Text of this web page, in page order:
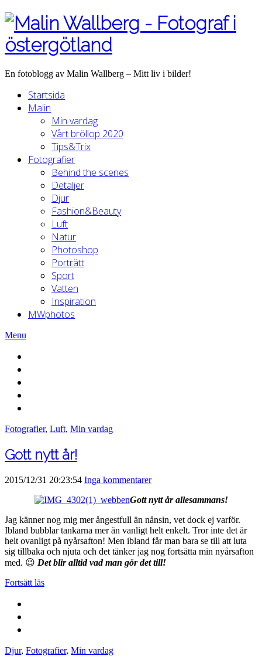
En fotoblogg av Malin Wallberg – Mitt liv i bilder!
Startsida
Malin
Min vardag
Vårt bröllop 2020
Tips&Trix
Fotografier
Behind the scenes
Detaljer
Djur
Fashion&Beauty
Luft
Natur
Photoshop
Porträtt
Sport
Vatten
Inspiration
MWphotos
Menu
Fotografier, Luft, Min vardag
Gott nytt år!
2015/12/31 20:23:54 Inga kommentarer
Gott nytt år allesammans!
Jag känner nog mig mer ångestfull än nånsin, vet dock ej varför.
Ibland bubblar tankarna mer än vanligt helt enkelt. Tror inte det är
helt ovanligt på nyårsafton! Men ibland får man bara se till att luta
sig tillbaka och njuta och det tänker jag nog fortsätta min nyårsafton
med. 😉 Det blir alltid vad man gör det till!
Fortsätt läs
Djur, Fotografier, Min vardag